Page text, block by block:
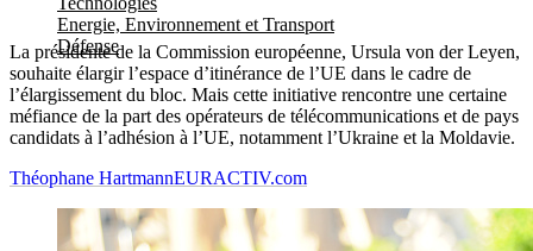
Energie, Environnement et Transport
Défense
La présidente de la Commission européenne, Ursula von der Leyen,
souhaite élargir l’espace d’itinérance de l’UE dans le cadre de
l’élargissement du bloc. Mais cette initiative rencontre une certaine
méfiance de la part des opérateurs de télécommunications et de pays
candidats à l’adhésion à l’UE, notamment l’Ukraine et la Moldavie.
Théophane HartmannEURACTIV.com